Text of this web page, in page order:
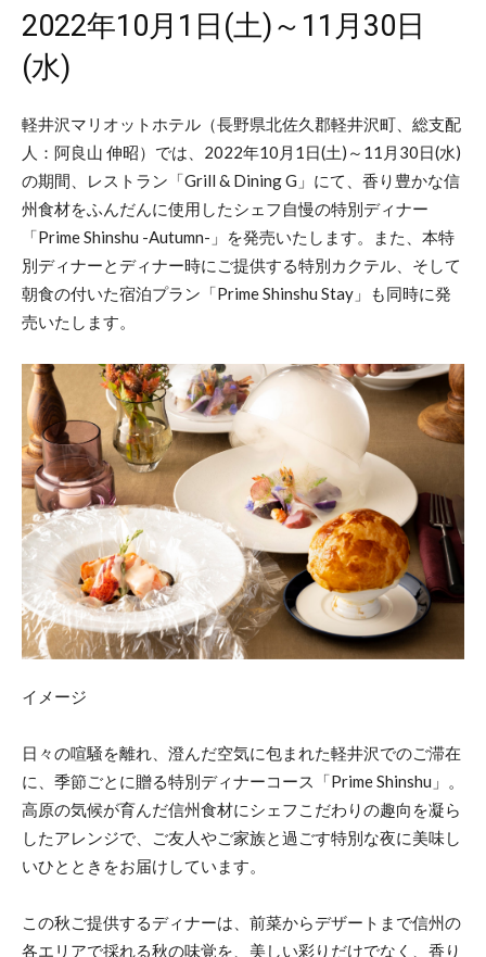
2022年10月1日(土)～11月30日
(水)
軽井沢マリオットホテル（長野県北佐久郡軽井沢町、総支配
人：阿良山 伸昭）では、2022年10月1日(土)～11月30日(水)
の期間、レストラン「Grill & Dining G」にて、香り豊かな信
州食材をふんだんに使用したシェフ自慢の特別ディナー
「Prime Shinshu -Autumn-」を発売いたします。また、本特
別ディナーとディナー時にご提供する特別カクテル、そして
朝食の付いた宿泊プラン「Prime Shinshu Stay」も同時に発
売いたします。
イメージ
日々の喧騒を離れ、澄んだ空気に包まれた軽井沢でのご滞在
に、季節ごとに贈る特別ディナーコース「Prime Shinshu」。
高原の気候が育んだ信州食材にシェフこだわりの趣向を凝ら
したアレンジで、ご友人やご家族と過ごす特別な夜に美味し
いひとときをお届けしています。
この秋ご提供するディナーは、前菜からデザートまで信州の
各エリアで採れる秋の味覚を、美しい彩りだけでなく、香り